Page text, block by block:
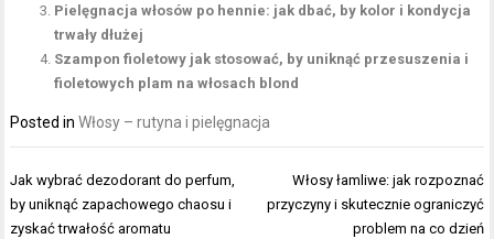
Pielęgnacja włosów po hennie: jak dbać, by kolor i kondycja
trwały dłużej
Szampon fioletowy jak stosować, by uniknąć przesuszenia i
fioletowych plam na włosach blond
Posted inWłosy – rutyna i pielęgnacja
Nawigacja
wpisu
Jak wybrać dezodorant do perfum,
by uniknąć zapachowego chaosu i
zyskać trwałość aromatu
Włosy łamliwe: jak rozpoznać
przyczyny i skutecznie ograniczyć
problem na co dzień